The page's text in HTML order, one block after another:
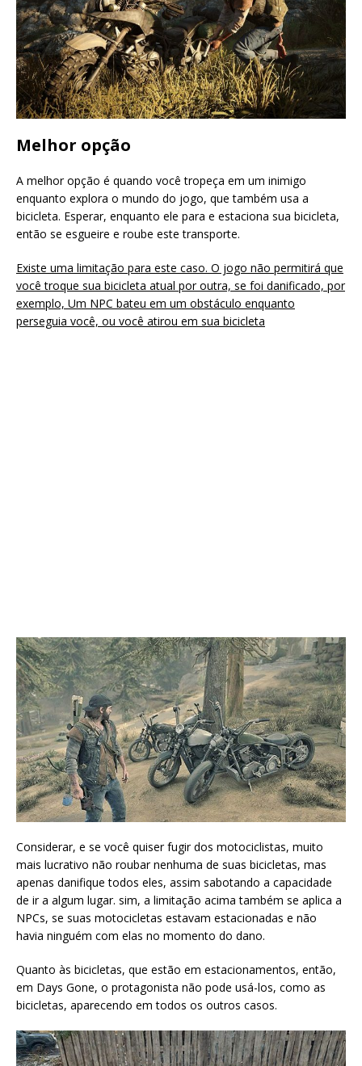
Melhor opção
A melhor opção é quando você tropeça em um inimigo
enquanto explora o mundo do jogo, que também usa a
bicicleta. Esperar, enquanto ele para e estaciona sua bicicleta,
então se esgueire e roube este transporte.
Existe uma limitação para este caso. O jogo não permitirá que
você troque sua bicicleta atual por outra, se foi danificado, por
exemplo, Um NPC bateu em um obstáculo enquanto
perseguia você, ou você atirou em sua bicicleta
Considerar, e se você quiser fugir dos motociclistas, muito
mais lucrativo não roubar nenhuma de suas bicicletas, mas
apenas danifique todos eles, assim sabotando a capacidade
de ir a algum lugar. sim, a limitação acima também se aplica a
NPCs, se suas motocicletas estavam estacionadas e não
havia ninguém com elas no momento do dano.
Quanto às bicicletas, que estão em estacionamentos, então,
em Days Gone, o protagonista não pode usá-los, como as
bicicletas, aparecendo em todos os outros casos.